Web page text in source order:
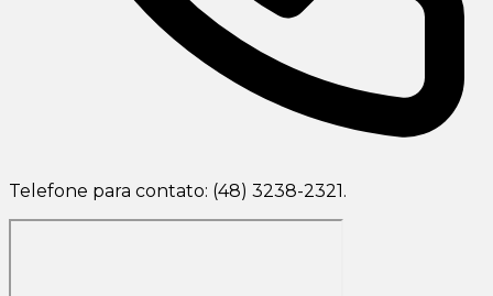
Telefone para contato: (48) 3238-2321.